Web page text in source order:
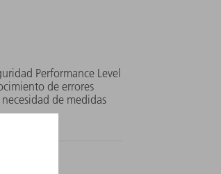
Performance Level
de errores
de medidas